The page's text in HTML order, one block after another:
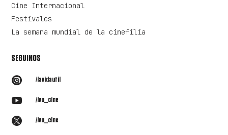
Cine Internacional
Festivales
La semana mundial de la cinefilia
SEGUINOS
 /lavidautil
 /lvu_cine
 /lvu_cine